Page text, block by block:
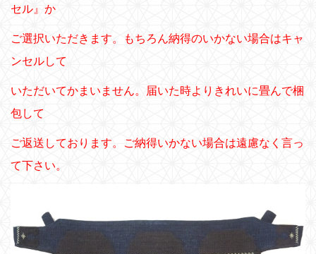
セル』か
ご選択いただきます。もちろん納得のいかない場合はキャ
ンセルして
いただいてかまいません。届いた時よりきれいに畳んで梱
包して
ご返送しております。ご納得いかない場合は遠慮なく言っ
て下さい。